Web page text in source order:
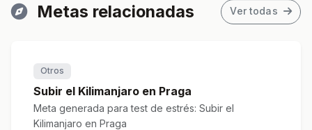
Metas relacionadas Ver todas
Otros
Subir el Kilimanjaro en Praga
Meta generada para test de estrés: Subir el
Kilimanjaro en Praga